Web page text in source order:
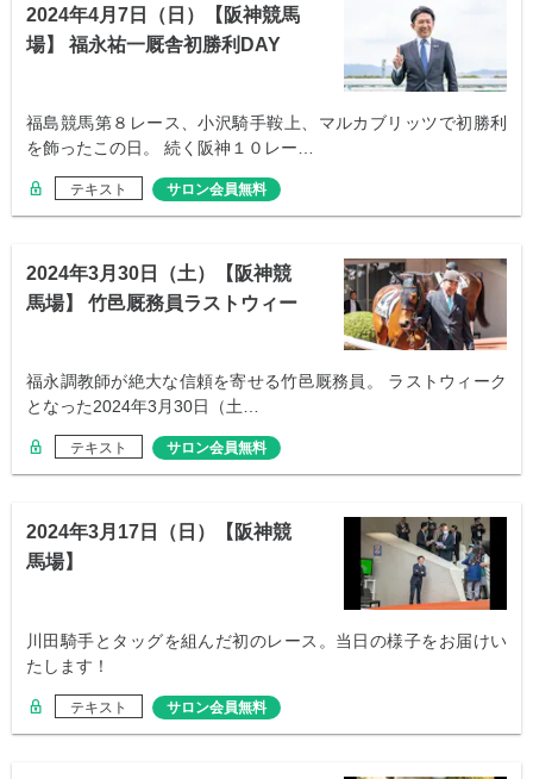
2024年4月7日（日）【阪神競馬
場】 福永祐一厩舎初勝利DAY
福島競馬第８レース、小沢騎手鞍上、マルカブリッツで初勝利
を飾ったこの日。 続く阪神１０レー…
テキスト サロン会員無料
2024年3月30日（土）【阪神競
馬場】 竹邑厩務員ラストウィー
福永調教師が絶大な信頼を寄せる竹邑厩務員。 ラストウィーク
となった2024年3月30日（土…
テキスト サロン会員無料
2024年3月17日（日）【阪神競
馬場】
川田騎手とタッグを組んだ初のレース。当日の様子をお届けい
たします！
テキスト サロン会員無料